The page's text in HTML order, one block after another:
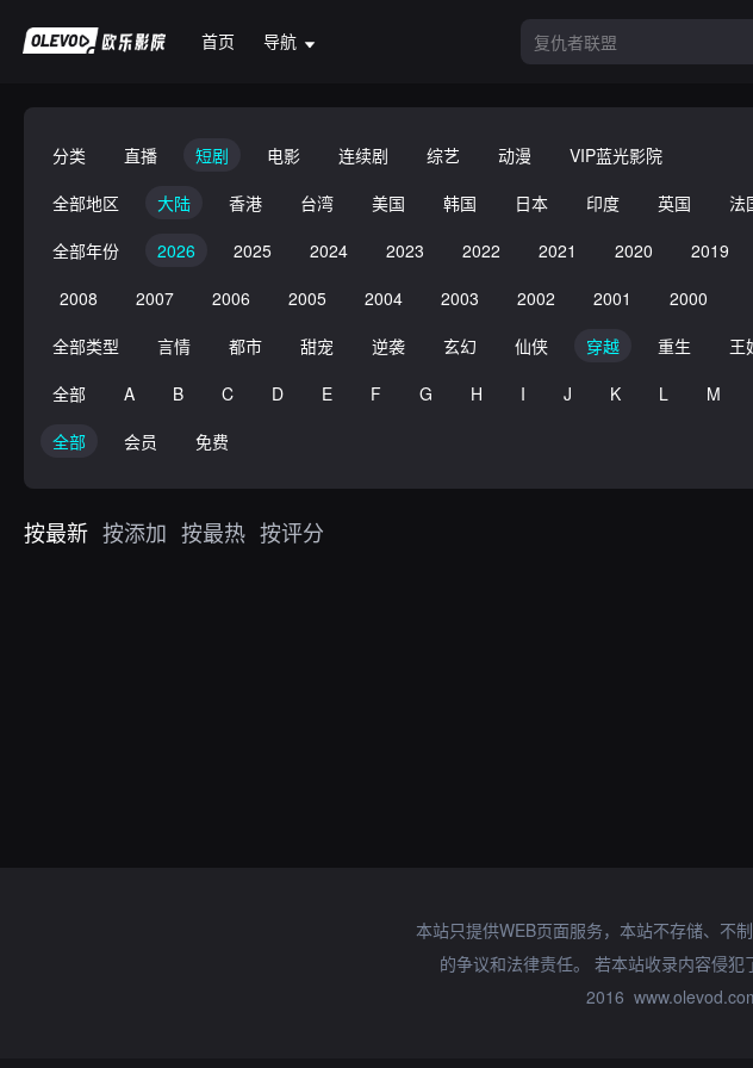
首页 导航
分类 直播 短剧 电影 连续剧 综艺 动漫
VIP蓝光影院
全部地区
大陆 香港 台湾 美国 韩国 日本 印度 英国 法
全部年份
2026 2025 2024 2023 2022 2021 2020 2019
2008
2007 2006 2005 2004 2003 2002 2001
2000
全部类型
言情 都市 甜宠 逆袭 玄幻 仙侠 穿越 重生 王
全部
A B C D E F G H I J K L M
全部
会员 免费
按最新 按添加 按最热 按评分
本站只提供WEB页面服务，本站不存储、不
的争议和法律责任。 若本站收录内容侵
2016